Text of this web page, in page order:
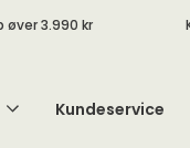
øver 3.990 kr
Kundeservice